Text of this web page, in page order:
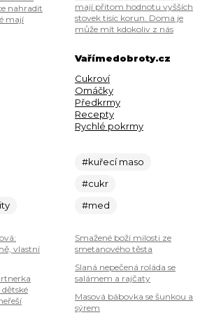
nahradit
mají
mají přitom hodnotu vyšších
stovek tisíc korun. Doma je
může mít kdokoliv z nás
vlastní
Vařímedobroty.cz
Cukroví
Omáčky
Předkrmy
Recepty
Rychlé pokrmy
#kuřecí maso
#cukr
#med
Smažené boží milosti ze
smetanového těsta
Slaná nepečená roláda se
salámem a rajčaty
Masová bábovka se šunkou a
sýrem